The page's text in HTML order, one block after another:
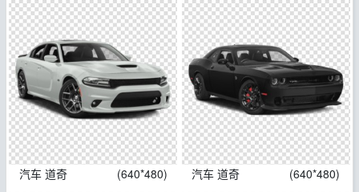
汽车 道奇 (640*480) 汽车 道奇 (640*480)